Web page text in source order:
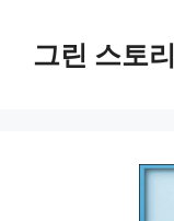
그린 스토리